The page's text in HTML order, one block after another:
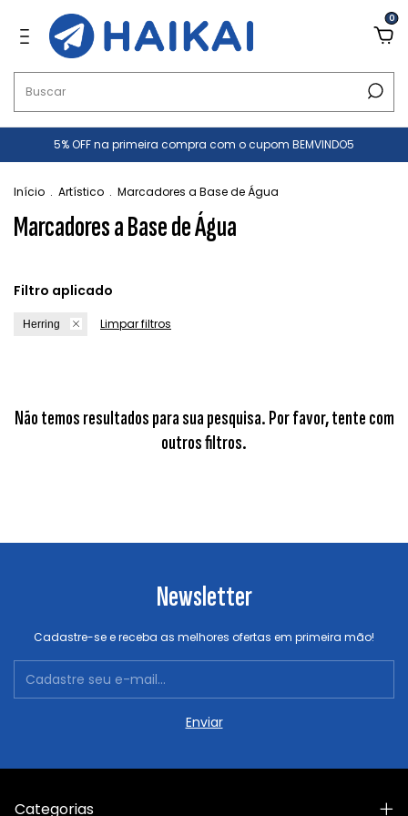
0
5% OFF na primeira compra com o cupom BEMVINDO5
Início . Artístico . Marcadores a Base de Água
Marcadores a Base de Água
Filtro aplicado
Herring Limpar filtros
Não temos resultados para sua pesquisa. Por favor, tente com
outros filtros.
Newsletter
Cadastre-se e receba as melhores ofertas em primeira mão!
Categorias